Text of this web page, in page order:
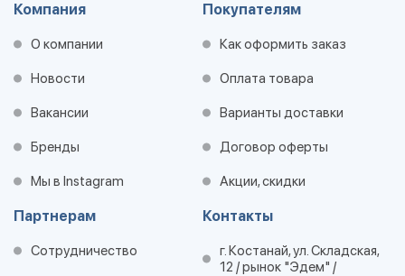
Компания
О компании
Новости
Вакансии
Бренды
Мы в Instagram
Покупателям
Как оформить заказ
Оплата товара
Варианты доставки
Договор оферты
Акции, скидки
Партнерам
Сотрудничество
Контакты
г. Костанай, ул. Складская,
12 / рынок "Эдем" /